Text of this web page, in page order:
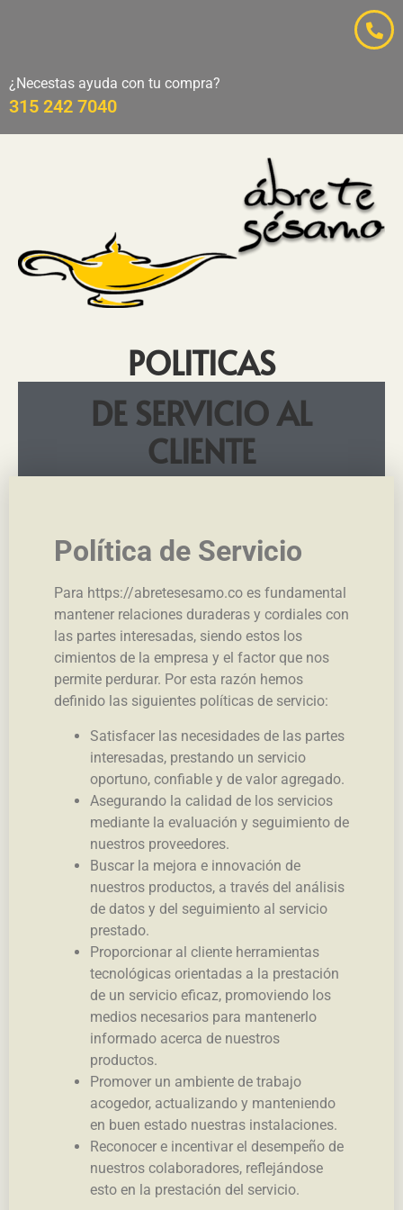
¿Necestas ayuda con tu compra?
315 242 7040
POLITICAS
DE SERVICIO AL
CLIENTE
Política de Servicio
Para https://abretesesamo.co es fundamental
mantener relaciones duraderas y cordiales con
las partes interesadas, siendo estos los
cimientos de la empresa y el factor que nos
permite perdurar. Por esta razón hemos
definido las siguientes políticas de servicio:
Satisfacer las necesidades de las partes
interesadas, prestando un servicio
oportuno, confiable y de valor agregado.
Asegurando la calidad de los servicios
mediante la evaluación y seguimiento de
nuestros proveedores.
Buscar la mejora e innovación de
nuestros productos, a través del análisis
de datos y del seguimiento al servicio
prestado.
Proporcionar al cliente herramientas
tecnológicas orientadas a la prestación
de un servicio eficaz, promoviendo los
medios necesarios para mantenerlo
informado acerca de nuestros
productos.
Promover un ambiente de trabajo
acogedor, actualizando y manteniendo
en buen estado nuestras instalaciones.
Reconocer e incentivar el desempeño de
nuestros colaboradores, reflejándose
esto en la prestación del servicio.